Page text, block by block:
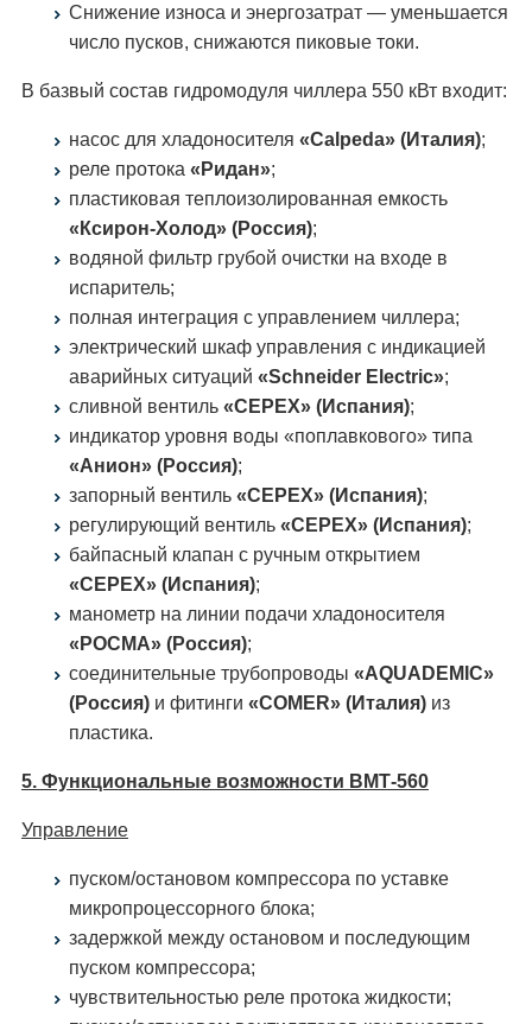
Снижение износа и энергозатрат — уменьшается
число пусков, снижаются пиковые токи.
В базвый состав гидромодуля чиллера 550 кВт входит:
насос для хладоносителя «Calpeda» (Италия);
реле протока «Ридан»;
пластиковая теплоизолированная емкость
«Ксирон-Холод» (Россия);
водяной фильтр грубой очистки на входе в
испаритель;
полная интеграция с управлением чиллера;
электрический шкаф управления с индикацией
аварийных ситуаций «Schneider Electric»;
сливной вентиль «CEPEX» (Испания);
индикатор уровня воды «поплавкового» типа
«Анион» (Россия);
запорный вентиль «CEPEX» (Испания);
регулирующий вентиль «CEPEX» (Испания);
байпасный клапан с ручным открытием
«CEPEX» (Испания);
манометр на линии подачи хладоносителя
«РОСМА» (Россия);
соединительные трубопроводы «AQUADEMIC»
(Россия) и фитинги «COMER» (Италия) из
пластика.
5. Функциональные возможности ВМТ-560
Управление
пуском/остановом компрессора по уставке
микропроцессорного блока;
задержкой между остановом и последующим
пуском компрессора;
чувствительностью реле протока жидкости;